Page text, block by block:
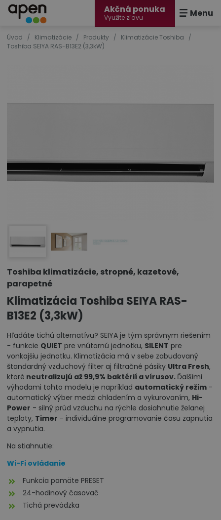
Akčná ponuka
Využite zľavu Menu
Úvod / Klimatizácie / Produkty / Klimatizácie Toshiba
/
Toshiba SEIYA RAS-B13E2 (3,3kW)
Toshiba klimatizácie, stropné, kazetové,
parapetné
Klimatizácia Toshiba SEIYA RAS-
B13E2 (3,3kW)
Hľadáte tichú alternatívu? SEIYA je tým správnym riešením
- funkcie QUIET pre vnútornú jednotku, SILENT pre
vonkajšiu jednotku. Klimatizácia má v sebe zabudovaný
štandardný vzduchový filter aj filtračné pásiky Ultra Fresh,
ktoré neutralizujú až 99,9% baktérií a vírusov. Ďalšími
výhodami tohto modelu je napríklad automatický režim -
automatický výber medzi chladením a vykurovaním, Hi-
Power - silný prúd vzduchu na rýchle dosiahnutie želanej
teploty, Timer - individuálne programovanie času zapnutia
a vypnutia.
Na stiahnutie:
Wi-Fi ovládanie
Funkcia pamäte PRESET
24-hodinový časovač
Tichá prevádzka